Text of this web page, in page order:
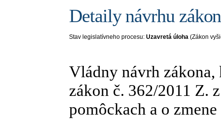
Detaily návrhu
Stav legislatívneho procesu: Uzavretá úloha (Zákon
Vládny návrh zákona,
zákon č. 362/2011 Z.
pomôckach a o